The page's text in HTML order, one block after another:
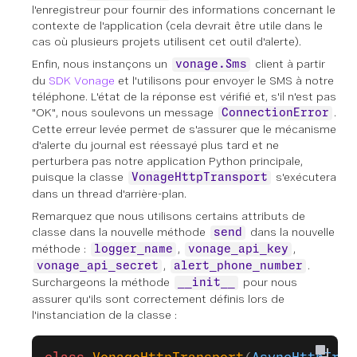
l'enregistreur pour fournir des informations concernant le
contexte de l'application (cela devrait être utile dans le
cas où plusieurs projets utilisent cet outil d'alerte).
Enfin, nous instançons un
vonage.Sms
client à partir
du SDK Vonage et l'utilisons pour envoyer le SMS à notre
téléphone. L'état de la réponse est vérifié et, s'il n'est pas
"OK", nous soulevons un message
ConnectionError .
Cette erreur levée permet de s'assurer que le mécanisme
d'alerte du journal est réessayé plus tard et ne
perturbera pas notre application Python principale,
puisque la classe
VonageHttpTransport
s'exécutera
dans un thread d'arrière-plan.
Remarquez que nous utilisons certains attributs de
classe dans la nouvelle méthode
send
dans la nouvelle
méthode :
logger_name , vonage_api_key ,
vonage_api_secret , alert_phone_number .
Surchargeons la méthode
__init__
pour nous
assurer qu'ils sont correctement définis lors de
l'instanciation de la classe :